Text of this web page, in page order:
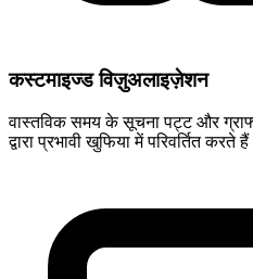
कस्टमाइज्ड विज़ुअलाइज़ेशन
वास्तविक समय के सूचना पट्ट और
द्वारा प्रभावी खुफिया में परिवर्तित करते